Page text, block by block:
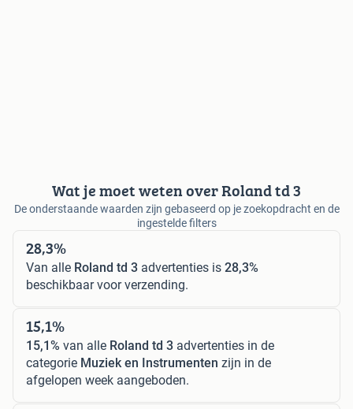
Wat je moet weten over Roland td 3
De onderstaande waarden zijn gebaseerd op je zoekopdracht en de
ingestelde filters
28,3%
Van alle Roland td 3 advertenties is 28,3%
beschikbaar voor verzending.
15,1%
15,1% van alle Roland td 3 advertenties in de
categorie Muziek en Instrumenten zijn in de
afgelopen week aangeboden.